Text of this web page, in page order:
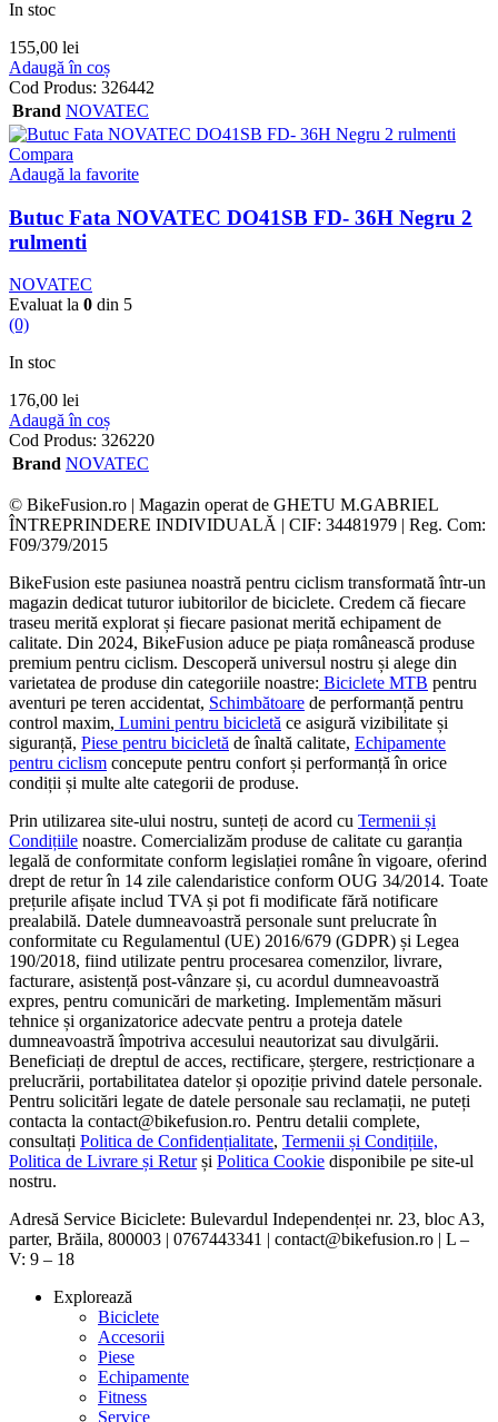
In stoc
155,00 lei
Adaugă în coș
Cod Produs: 326442
Brand NOVATEC
Compara
Adaugă la favorite
Butuc Fata NOVATEC DO41SB FD- 36H Negru 2
rulmenti
NOVATEC
Evaluat la 0 din 5
(0)
In stoc
176,00 lei
Adaugă în coș
Cod Produs: 326220
Brand NOVATEC
© BikeFusion.ro | Magazin operat de GHETU M.GABRIEL
ÎNTREPRINDERE INDIVIDUALĂ | CIF: 34481979 | Reg. Com:
F09/379/2015
BikeFusion este pasiunea noastră pentru ciclism transformată într-un
magazin dedicat tuturor iubitorilor de biciclete. Credem că fiecare
traseu merită explorat și fiecare pasionat merită echipament de
calitate. Din 2024, BikeFusion aduce pe piața românească produse
premium pentru ciclism. Descoperă universul nostru și alege din
varietatea de produse din categoriile noastre: Biciclete MTB pentru
aventuri pe teren accidentat, Schimbătoare de performanță pentru
control maxim, Lumini pentru bicicletă ce asigură vizibilitate și
siguranță, Piese pentru bicicletă de înaltă calitate, Echipamente
pentru ciclism concepute pentru confort și performanță în orice
condiții și multe alte categorii de produse.
Prin utilizarea site-ului nostru, sunteți de acord cu Termenii și
Condițiile noastre. Comercializăm produse de calitate cu garanția
legală de conformitate conform legislației române în vigoare, oferind
drept de retur în 14 zile calendaristice conform OUG 34/2014. Toate
prețurile afișate includ TVA și pot fi modificate fără notificare
prealabilă. Datele dumneavoastră personale sunt prelucrate în
conformitate cu Regulamentul (UE) 2016/679 (GDPR) și Legea
190/2018, fiind utilizate pentru procesarea comenzilor, livrare,
facturare, asistență post-vânzare și, cu acordul dumneavoastră
expres, pentru comunicări de marketing. Implementăm măsuri
tehnice și organizatorice adecvate pentru a proteja datele
dumneavoastră împotriva accesului neautorizat sau divulgării.
Beneficiați de dreptul de acces, rectificare, ștergere, restricționare a
prelucrării, portabilitatea datelor și opoziție privind datele personale.
Pentru solicitări legate de datele personale sau reclamații, ne puteți
contacta la contact@bikefusion.ro. Pentru detalii complete,
consultați Politica de Confidențialitate, Termenii și Condițiile,
Politica de Livrare și Returși Politica Cookie disponibile pe site-ul
nostru.
Adresă Service Biciclete: Bulevardul Independenței nr. 23, bloc A3,
parter, Brăila, 800003 | 0767443341 | contact@bikefusion.ro | L –
V: 9 – 18
Explorează
Biciclete
Accesorii
Piese
Echipamente
Fitness
Service